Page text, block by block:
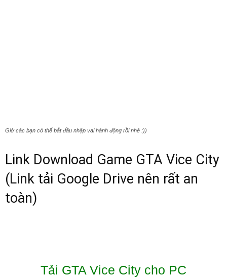
Giờ các bạn có thể bắt đầu nhập vai hành động rồi nhé :))
Link Download Game GTA Vice City
(Link tải Google Drive nên rất an
toàn)
Tải GTA Vice City cho PC